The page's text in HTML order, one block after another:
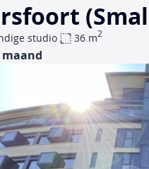
studio 36 m2
maand